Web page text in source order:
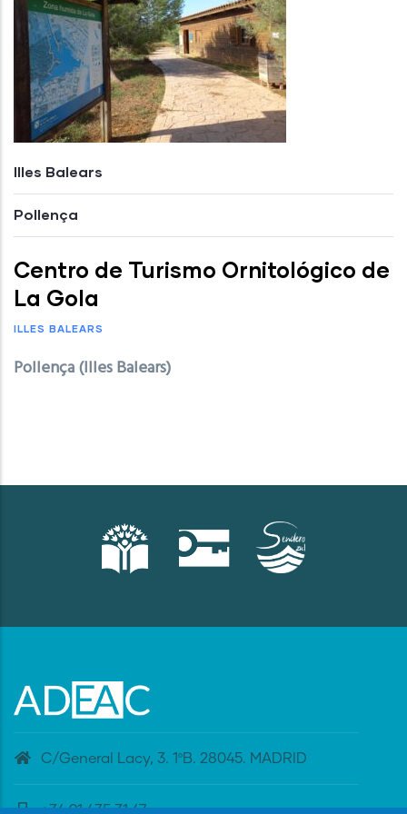
Illes Balears
Pollença
Centro de Turismo Ornitológico de
La Gola
ILLES BALEARS
Pollença (Illes Balears)
C/General Lacy, 3. 1ºB. 28045. MADRID
+34 91 435 31 47